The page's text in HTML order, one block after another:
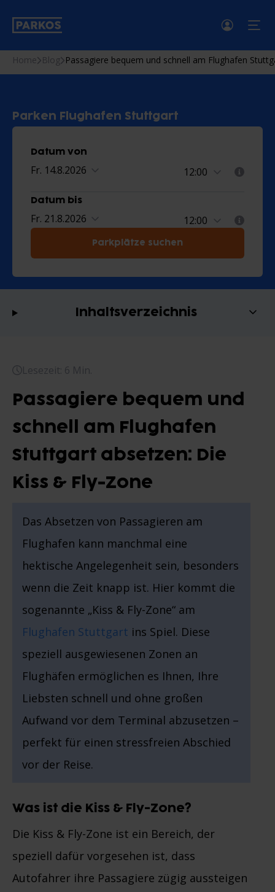
Home Blog Passagiere bequem und schnell am Flughafen
Parken Flughafen Stuttgart
Datum von
Fr. 14.8.2026
Datum bis
Fr. 21.8.2026
Parkplätze suchen
Lesezeit: 6 Min.
Passagiere bequem und
schnell am Flughafen
Stuttgart absetzen: Die
Kiss & Fly-Zone
Das Absetzen von Passagieren am
Flughafen kann manchmal eine
hektische Angelegenheit sein, besonders
wenn die Zeit knapp ist. Hier kommt die
sogenannte „Kiss & Fly-Zone“ am
Flughafen Stuttgart ins Spiel. Diese
speziell ausgewiesenen Zonen an
Flughäfen ermöglichen es Ihnen, Ihre
Liebsten schnell und ohne großen
Aufwand vor dem Terminal abzusetzen –
perfekt für einen stressfreien Abschied
vor der Reise.
Was ist die Kiss & Fly-Zone?
Die Kiss & Fly-Zone ist ein Bereich, der
speziell dafür vorgesehen ist, dass
Autofahrer ihre Passagiere zügig aussteigen
Inhaltsverzeichnis